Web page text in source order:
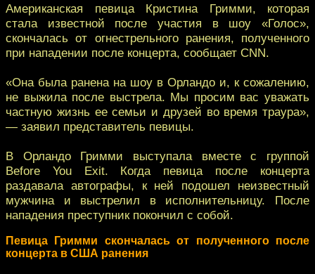
Американская певица Кристина Гримми, которая
стала известной после участия в шоу «Голос»,
скончалась от огнестрельного ранения, полученного
при нападении после концерта, сообщает CNN.
«Она была ранена на шоу в Орландо и, к сожалению,
не выжила после выстрела. Мы просим вас уважать
частную жизнь ее семьи и друзей во время траура»,
— заявил представитель певицы.
В Орландо Гримми выступала вместе с группой
Before You Exit. Когда певица после концерта
раздавала автографы, к ней подошел неизвестный
мужчина и выстрелил в исполнительницу. После
нападения преступник покончил с собой.
Певица Гримми скончалась от полученного после
концерта в США ранения